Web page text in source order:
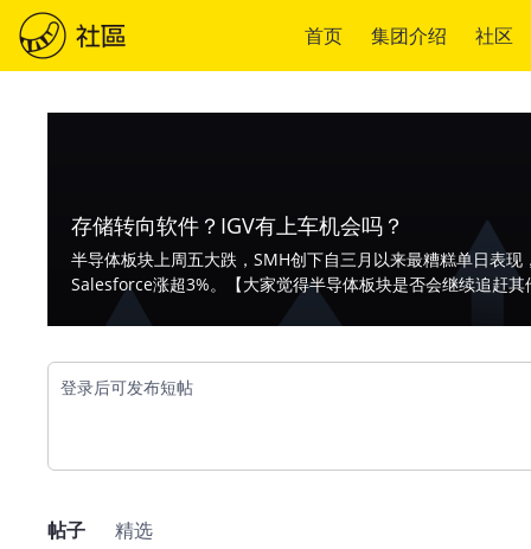
首页 集团介绍 社区
存储转向软件？IGV有上车机会吗？
半导体板块上周五大跌，SMH创下自三月以来最糟糕单日表
Salesforce涨超3%。【大家觉得半导体板块是否会继续追赶
登录后可发布短帖
帖子 精选